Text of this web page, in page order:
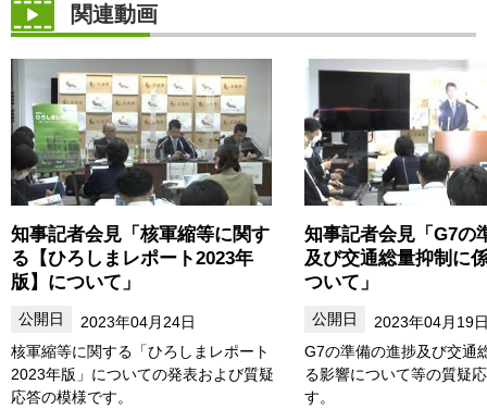
関連動画
知事記者会見「核軍縮等に関す
る【ひろしまレポート2023年
版】について」
2023年04月24日
核軍縮等に関する「ひろしまレポート
2023年版」についての発表および質疑
応答の模様です。
知事記者会見「G7の
及び交通総量抑制に
ついて」
2023年04月19
G7の準備の進捗及び交通
る影響について等の質疑
す。